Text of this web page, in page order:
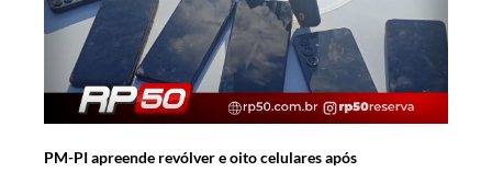
PM-PI apreende revólver e oito celulares após